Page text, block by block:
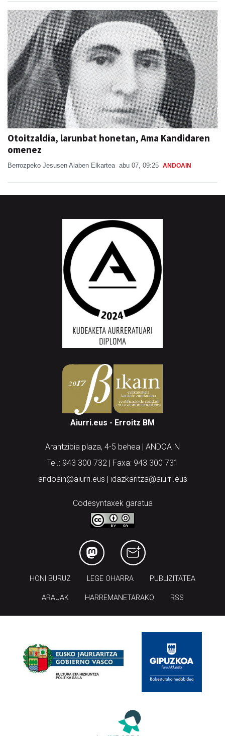
Otoitzaldia, larunbat honetan, Ama Kandidaren
omenez
Berrozpeko Jesusen Alaben Elkartea abu 07, 09:25 ANDOAIN
Aiurri.eus - Erroitz BM
Arantzibia plaza, 4-5 behea | ANDOAIN
Tel.: 943 300 732 | Faxa: 943 300 731
andoain@aiurri.eus | idazkaritza@aiurri.eus
Codesyntaxek garatua
HONI BURUZ LEGE OHARRA PUBLIZITATEA
ARAUAK HARREMANETARAKO RSS